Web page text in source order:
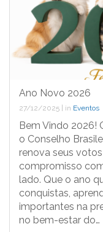
Ano Novo 2026
27/12/2025 | in Eventos
Bem Vindo 2026!
o Conselho
renova seus
compromisso
lado. Que o ano
conquistas,
importantes na
no bem-estar do…